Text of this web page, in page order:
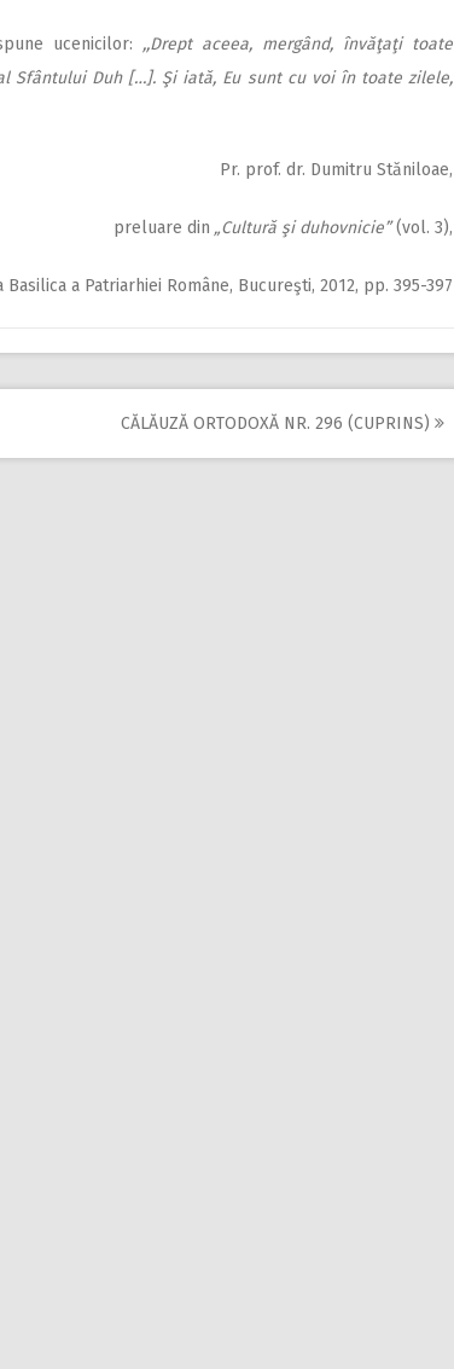
ucenicilor: ,,Drept aceea, mergând, învăţaţi toate
Sfântului Duh […]. Şi iată, Eu sunt cu voi în toate zilele,
Pr. prof. dr. Dumitru Stăniloae,
preluare din „Cultură şi duhovnicie”(vol. 3),
Basilica a Patriarhiei Române, Bucureşti, 2012, pp. 395-397
CĂLĂUZĂ ORTODOXĂ NR. 296 (CUPRINS)